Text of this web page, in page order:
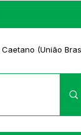
(União